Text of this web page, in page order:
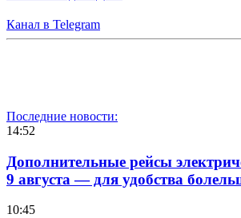
Канал в Telegram
Последние новости:
14:52
Дополнительные рейсы
9 августа — для удобства
10:45